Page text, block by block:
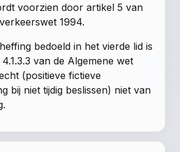
voorzien door artikel 5 van
1994.
bedoeld in het vierde lid is
van de Algemene wet
(positieve fictieve
bij niet tijdig beslissen) niet van